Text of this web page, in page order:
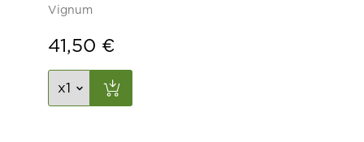
Vignum
41,50 €